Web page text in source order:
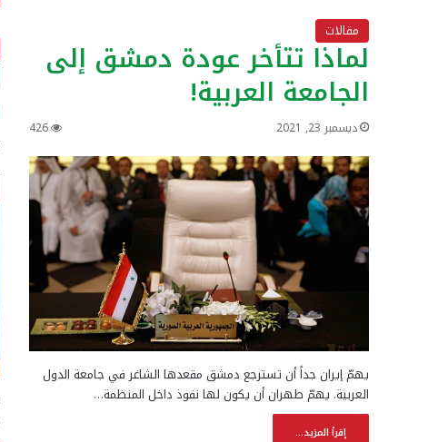
مقالات
لماذا تتأخر عودة دمشق إلى
الجامعة العربية!
ديسمبر 23, 2021 426
يهمّ إيران جداً أن تسترجع دمشق مقعدها الشاغر في جامعة الدول
العربية. يهمّ طهران أن يكون لها نفوذ داخل المنظمة…
إقرأ المزيد...